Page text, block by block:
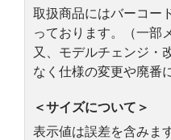
取扱商品にはバーコー
っております。（一部
又、モデルチェンジ・
なく仕様の変更や廃番
＜サイズについて＞
表示値は誤差を含みま